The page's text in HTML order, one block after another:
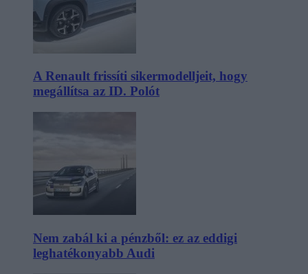
A Renault frissíti sikermodelljeit, hogy
megállítsa az ID. Polót
Nem zabál ki a pénzből: ez az eddigi
leghatékonyabb Audi